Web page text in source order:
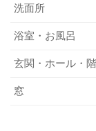
洗面所
浴室・お風呂
玄関・ホール・
窓